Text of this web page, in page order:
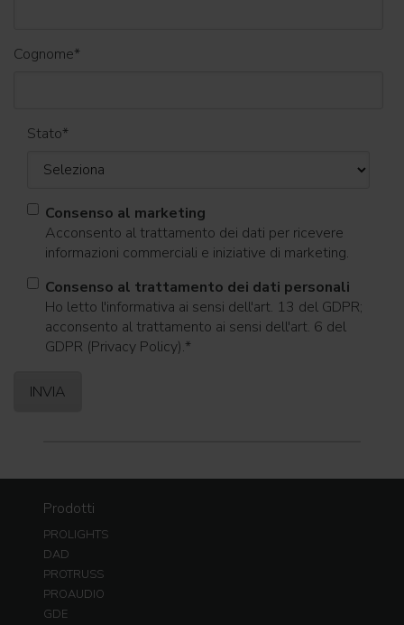
Cognome*
Stato*
Consenso al marketing
Acconsento al trattamento dei dati per ricevere
informazioni commerciali e iniziative di marketing.
Consenso al trattamento dei dati personali
Ho letto l'informativa ai sensi dell'art. 13 del GDPR;
acconsento al trattamento ai sensi dell'art. 6 del
GDPR (Privacy Policy).*
Prodotti
PROLIGHTS
DAD
PROTRUSS
PROAUDIO
GDE